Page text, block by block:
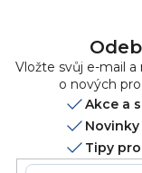
Vložte svůj e-mail
o nových
Akce a
Tipy